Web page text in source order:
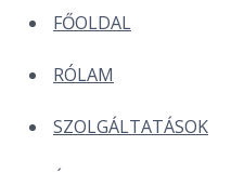
FŐOLDAL
RÓLAM
SZOLGÁLTATÁSOK